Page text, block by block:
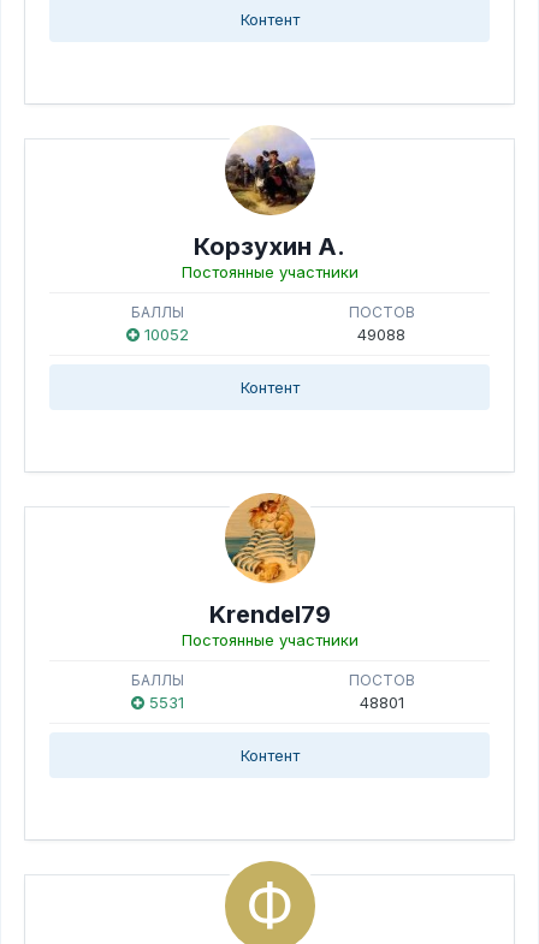
Контент
Корзухин А.
Постоянные участники
БАЛЛЫ
10052
ПОСТОВ
49088
Контент
Krendel79
Постоянные участники
БАЛЛЫ
5531
ПОСТОВ
48801
Контент